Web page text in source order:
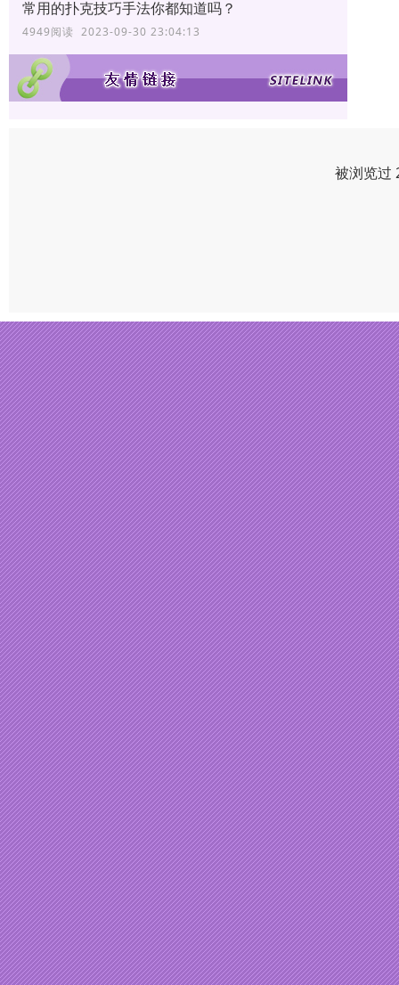
常用的扑克技巧手法你都知道吗？
4949阅读 2023-09-30 23:04:13
被浏览过